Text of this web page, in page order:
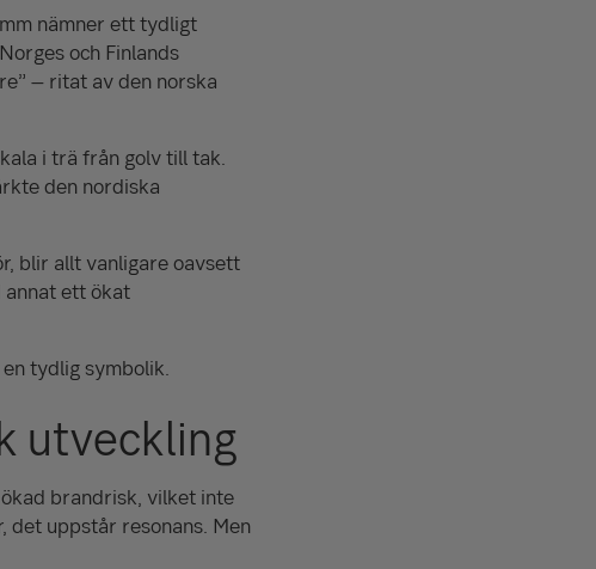
nämner ett tydligt
och Finlands
– ritat av den norska
i trä från golv till tak.
den nordiska
blir allt vanligare oavsett
ett ökat
tydlig symbolik.
utveckling
brandrisk, vilket inte
det uppstår resonans. Men